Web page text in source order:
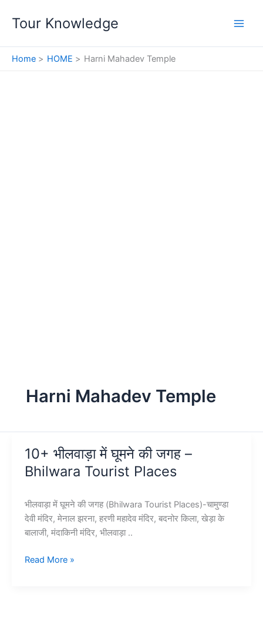
Tour Knowledge
Home HOME Harni Mahadev Temple
Harni Mahadev Temple
10+ भीलवाड़ा में घूमने की जगह –
Bhilwara Tourist Places
भीलवाड़ा में घूमने की जगह (Bhilwara Tourist Places)-चामुण्डा
देवी मंदिर, मेनाल झरना, हरणी महादेव मंदिर, बदनोर किला, खेड़ा के
बालाजी, मंदाकिनी मंदिर, भीलवाड़ा ..
10+
Read More »